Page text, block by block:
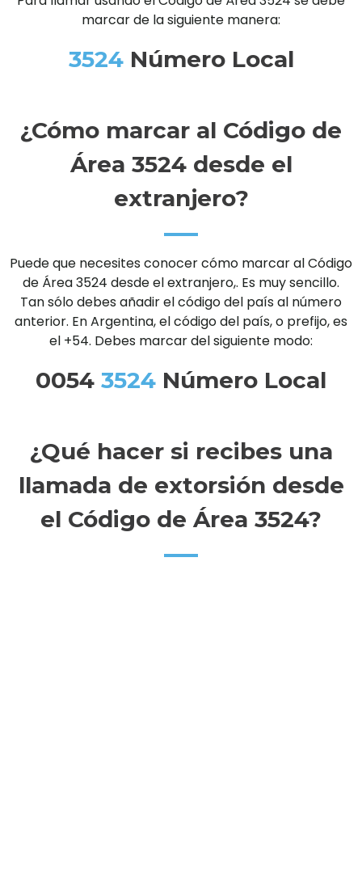
marcar de la siguiente manera:
3524Número Local
¿Cómo marcar al Código de
Área 3524 desde el
extranjero?
Puede que necesites conocer cómo marcar al Código
de Área 3524 desde el extranjero,. Es muy sencillo.
Tan sólo debes añadir el código del país al número
anterior. En Argentina, el código del país, o prefijo, es
el +54. Debes marcar del siguiente modo:
0054 3524 Número Local
¿Qué hacer si recibes una
llamada de extorsión desde
el Código de Área 3524?